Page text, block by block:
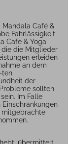
Café &
Fahrlässigkeit
Café & Yoga
die die Mitglieder
erleiden
an dem
ten
der
sollten
Im Falle
mitgebrachte